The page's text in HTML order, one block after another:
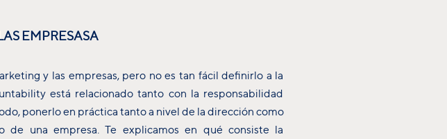
EMPRESASA
y las empresas, pero no es tan fácil definirlo a la
está relacionado tanto con la responsabilidad
ponerlo en práctica tanto a nivel de la dirección como
una empresa. Te explicamos en qué consiste la